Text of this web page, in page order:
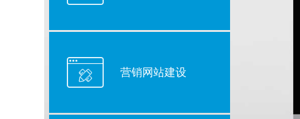
营销网站建设